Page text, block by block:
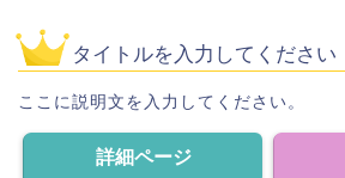
タイトルを入力してください
ここに説明文を入力してください。
詳細ページ